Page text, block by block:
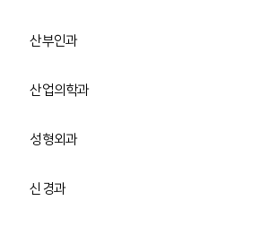
산부인과
산업의학과
성형외과
신경과